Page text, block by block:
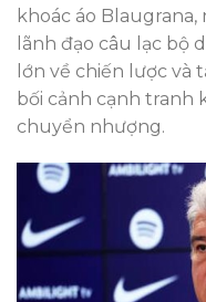
khoác áo
lãnh đạo câu lạc bộ
lớn về chiến lược và
bối cảnh cạnh
chuyển nhượng.